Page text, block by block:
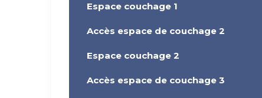
Espace couchage 1
Accès espace de couchage 2
Espace couchage 2
Accès espace de couchage 3